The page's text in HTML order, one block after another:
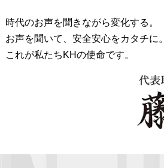
時代のお声を聞きながら変化する。
お声を聞いて、安全安心をカタチに。
これが私たちKHの使命です。